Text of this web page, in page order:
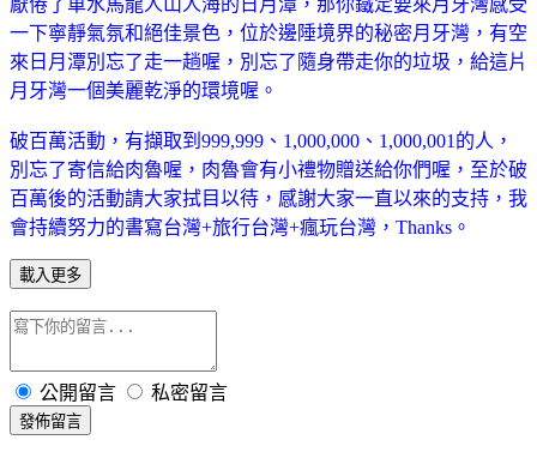
一下寧靜氣氛和絕佳景色，位於邊陲境界的秘密月牙灣，有空
來日月潭別忘了走一趟喔，別忘了隨身帶走你的垃圾，給這片
月牙灣一個美麗乾淨的環境喔。
破百萬活動，有擷取到999,999、1,000,000、1,000,001的人，
別忘了寄信給肉魯喔，肉魯會有小禮物贈送給你們喔，至於破
百萬後的活動請大家拭目以待，感謝大家一直以來的支持，我
會持續努力的書寫台灣+旅行台灣+瘋玩台灣，Thanks。
載入更多
公開留言 私密留言
發佈留言